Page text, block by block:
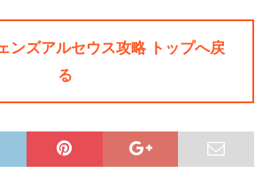
ンズアルセウス攻略 トップへ戻
る